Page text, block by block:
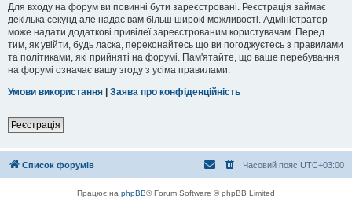
Для входу на форум ви повинні бути зареєстровані. Реєстрація займає
декілька секунд але надає вам більш широкі можливості. Адміністратор
може надати додаткові привілеї зареєстрованим користувачам. Перед
тим, як увійти, будь ласка, переконайтесь що ви погоджуєтесь з правилами
та політиками, які прийняті на форумі. Пам'ятайте, що ваше перебування
на форумі означає вашу згоду з усіма правилами.
Умови використання | Заява про конфіденційність
Реєстрація
Список форумів Часовий пояс UTC+03:00
Працює на phpBB® Forum Software © phpBB Limited